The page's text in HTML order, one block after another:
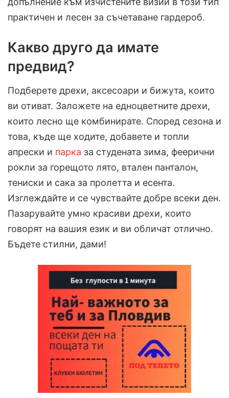
практичен и лесен за съчетаване гардероб.
Какво друго да имате
предвид?
Подберете дрехи, аксесоари и бижута, които
ви отиват. Заложете на едноцветните дрехи,
които лесно ще комбинирате. Според сезона и
това, къде ще ходите, добавете и топли
апрески и парка за студената зима, феерични
рокли за горещото лято, втален панталон,
тениски и сака за пролетта и есента.
Изглеждайте и се чувствайте добре всеки ден.
Пазарувайте умно красиви дрехи, които
говорят на вашия език и ви обличат отлично.
Бъдете стилни, дами!